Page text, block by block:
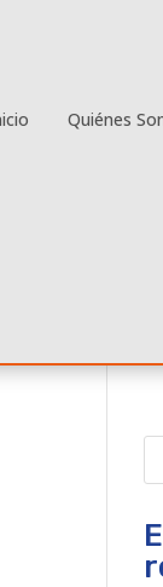
Quiénes